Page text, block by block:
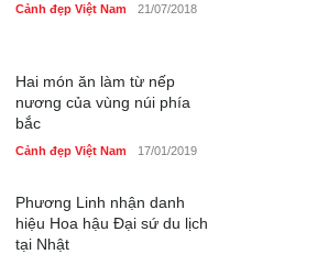
Cảnh đẹp Việt Nam 21/07/2018
Hai món ăn làm từ nếp
nương của vùng núi phía
bắc
Cảnh đẹp Việt Nam 17/01/2019
Phương Linh nhận danh
hiệu Hoa hậu Đại sứ du lịch
tại Nhật